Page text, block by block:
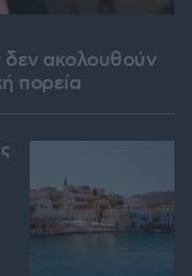
δεν ακολουθούν
πορεία